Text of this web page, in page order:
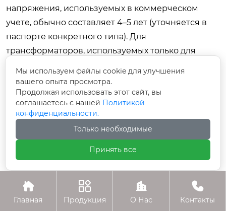
напряжения, используемых в коммерческом
учете, обычно составляет 4–5 лет (уточняется в
паспорте конкретного типа). Для
трансформаторов, используемых только для
определяется внутренними стандартами
предприятия, но рекомендуется проводить
проверку состояния изоляции и контактов не
реже одного раза в 3 года или при капитальных
ремонтах оборудования.
Что делать, если при включении
трансформатор гудит?
Легкий равномерный гул характерен для
электромагнитного оборудования из-за

Главная

Продукция

О Нас

Контакты
Мы используем файлы cookie для улучшения
вашего опыта просмотра.
Продолжая использовать этот сайт, вы
соглашаетесь с нашей Политикой
конфиденциальности.
Только необходимые
Принять все